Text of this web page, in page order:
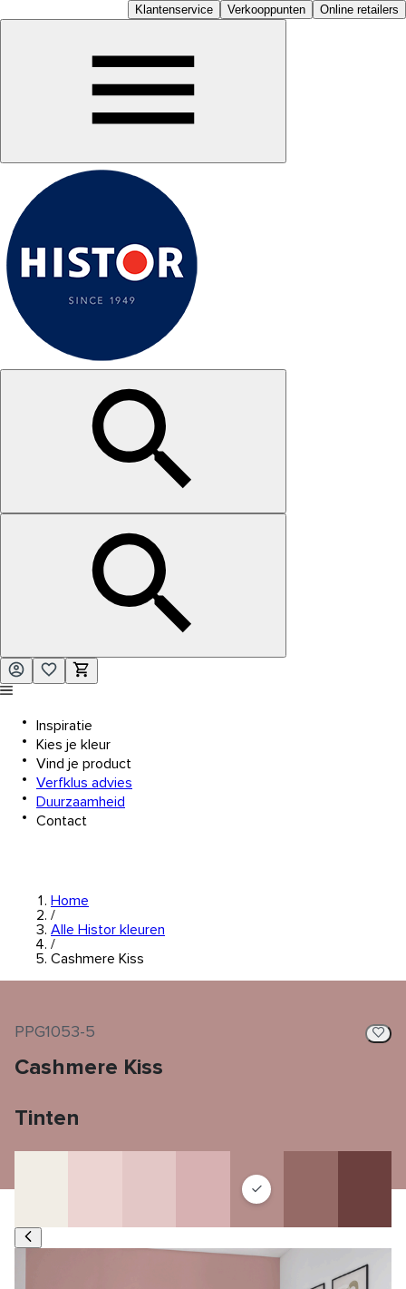
Klantenservice Verkooppunten Online retailers
Inspiratie
Kies je kleur
Vind je product
Verfklus advies
Duurzaamheid
Contact
Home
/
Alle Histor kleuren
/
Cashmere Kiss
PPG1053-5
Cashmere Kiss
Tinten